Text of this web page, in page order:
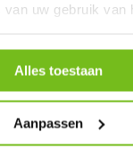
uw gebruik van
Alles toestaan
Aanpassen